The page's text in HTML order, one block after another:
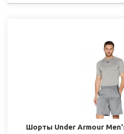
Шорты Under Armour